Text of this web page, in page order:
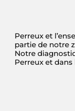
Perreux et
partie de notre
Notre
Perreux et